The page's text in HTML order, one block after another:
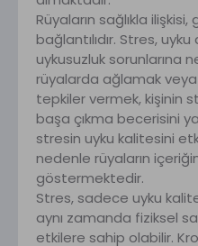
Rüyaların sağlıkla
bağlantılıdır. Stres,
uykusuzluk sorunlarına
rüyalarda ağlamak
tepkiler vermek, kişinin
başa çıkma becerisini
stresin uyku kalitesini
nedenle rüyaların
göstermektedir.
Stres, sadece uyku
aynı zamanda fiziksel
etkilere sahip olabilir.